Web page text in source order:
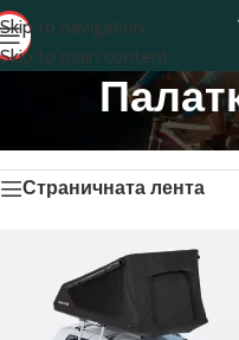
Skip to navigation
Skip to main content
Палатка за кола
Страничната лента